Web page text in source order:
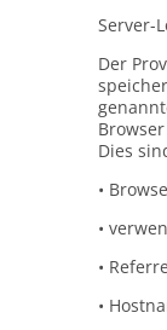
Server-
Der
Dies
•
•
•
•